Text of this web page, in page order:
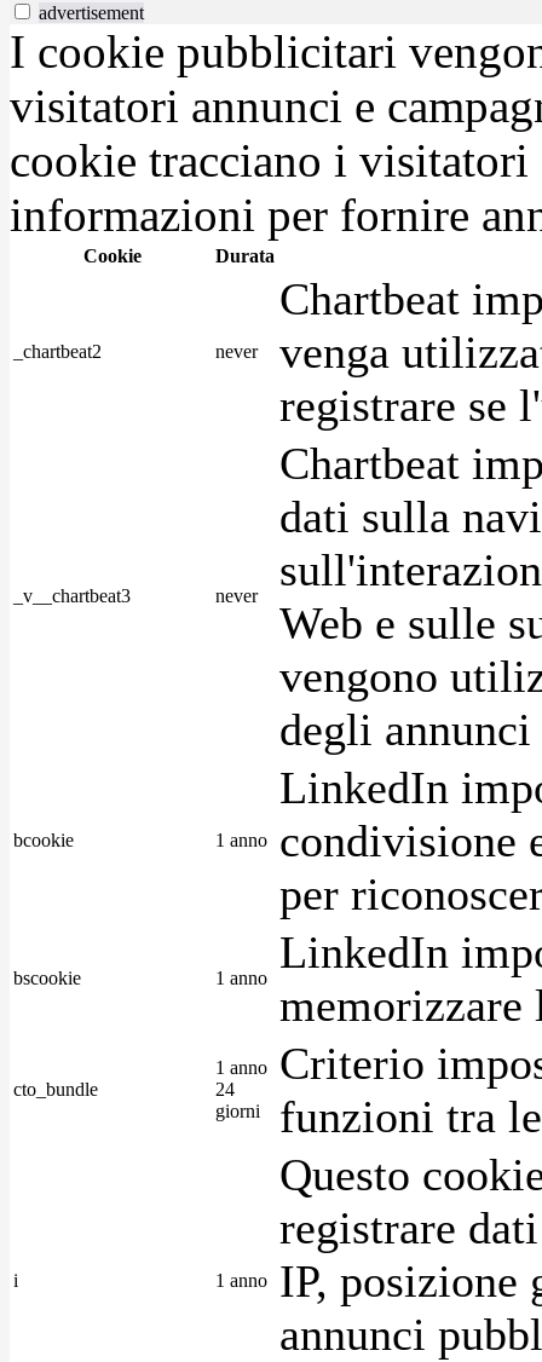
advertisement
I cookie pubblicitari
visitatori annunci e
cookie tracciano i visitatori
informazioni per fornire
Cookie Durata
_chartbeat2 never
Chartbeat
venga
registrare se
_v__chartbeat3 never
Chartbeat
dati sulla
Web e sulle
vengono
degli
bcookie 1 anno
LinkedIn
condivisione
per
bscookie 1 anno
LinkedIn
memorizzare
cto_bundle
1 anno
24
giorni
Criterio
funzioni tra
i 1 anno
Questo
registrare
IP, posizione
annunci